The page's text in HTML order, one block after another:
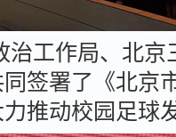
治工作局、北京
签署了《北京
推动校园足球